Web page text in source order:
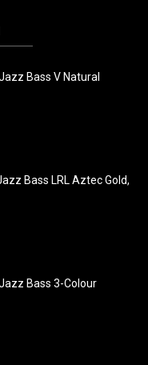
Bass V Natural
Bass LRL Aztec Gold,
Bass 3-Colour